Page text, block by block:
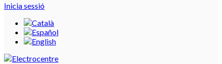
Inicia sessió